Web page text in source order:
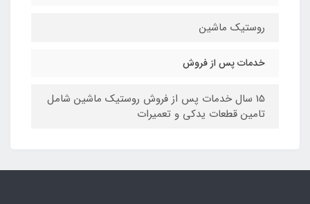
روستیک ماشین
خدمات پس از فروش
15 سال خدمات پس از فروش روستیک ماشین شامل
تامین قطعات یدکی و تعمیرات